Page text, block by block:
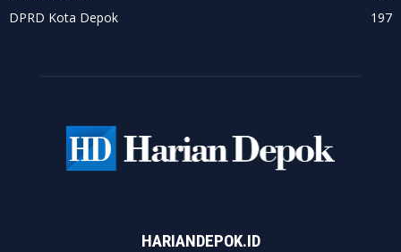
DPRD Kota Depok
197
HARIANDEPOK.ID